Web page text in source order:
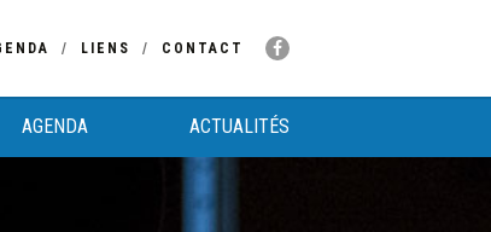
LIENS CONTACT
AGENDA ACTUALITÉS